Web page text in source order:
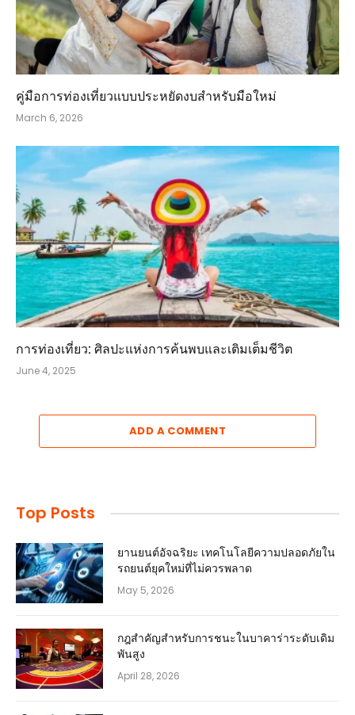
คู่มือการท่องเที่ยวแบบประหยัดงบสำหรับมือใหม่
March 6, 2026
การท่องเที่ยว: ศิลปะแห่งการค้นพบและเติมเต็มชีวิต
June 4, 2025
ADD A COMMENT
Top Posts
ยานยนต์อัจฉริยะ เทคโนโลยีความปลอดภัยใน
รถยนต์ยุคใหม่ที่ไม่ควรพลาด
May 5, 2026
กฎสำคัญสำหรับการชนะในบาคาร่าระดับเดิม
พันสูง
April 28, 2026